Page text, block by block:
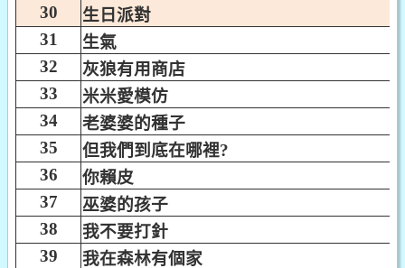
30
生日派對
31
生氣
32
灰狼有用商店
33
米米愛模仿
34
老婆婆的種子
35
但我們到底在哪裡?
36
你賴皮
37
巫婆的孩子
38
我不要打針
39
我在森林有個家